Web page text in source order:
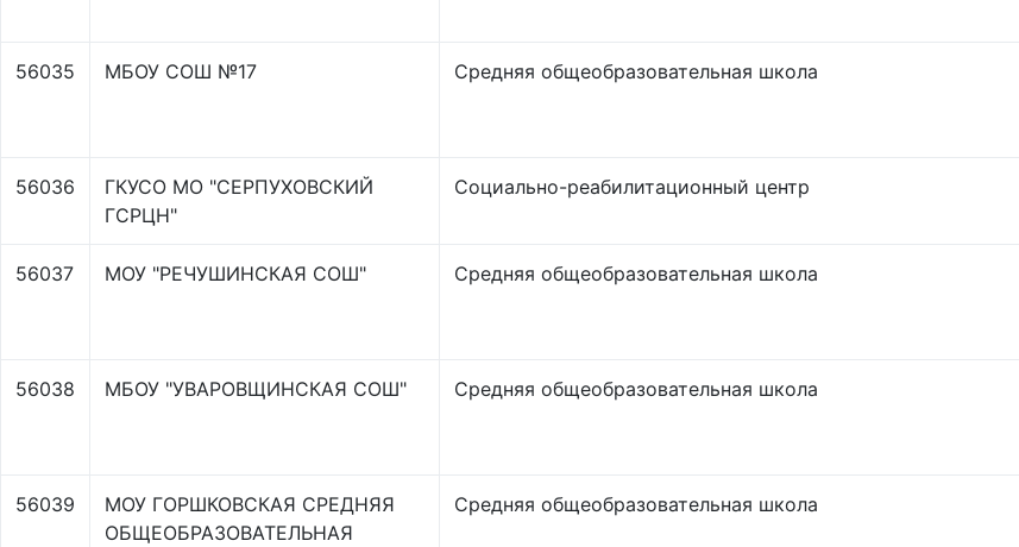
56035 МБОУ СОШ №17 Средняя общеобразовательная школа
56036
ГКУСО МО "СЕРПУХОВСКИЙ
ГСРЦН"
Социально-реабилитационный центр
56037 МОУ "РЕЧУШИНСКАЯ СОШ" Средняя общеобразовательная школа
56038 МБОУ "УВАРОВЩИНСКАЯ СОШ" Средняя общеобразовательная школа
56039
МОУ ГОРШКОВСКАЯ СРЕДНЯЯ
ОБЩЕОБРАЗОВАТЕЛЬНАЯ
Средняя общеобразовательная школа